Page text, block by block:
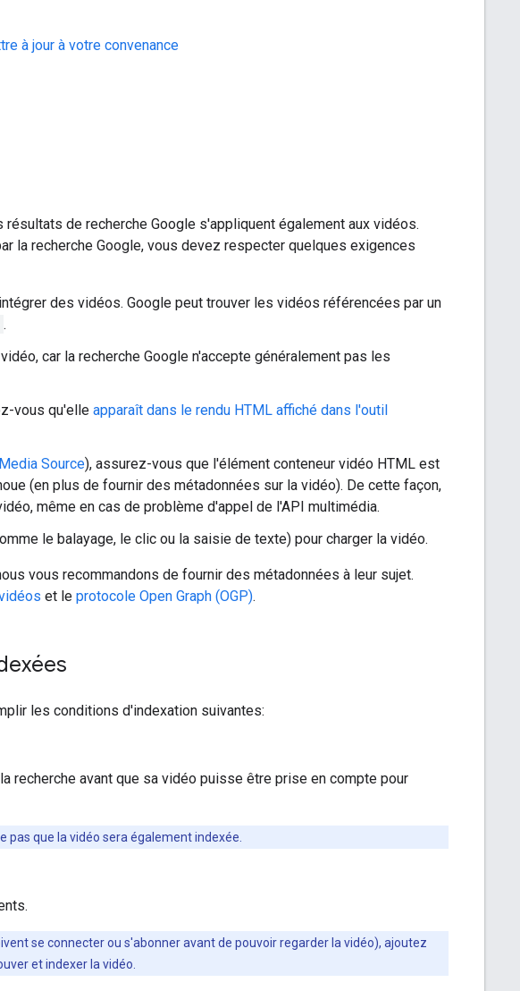
à jour à votre convenance
de recherche Google s'appliquent également aux vidéos.
la recherche Google, vous devez respecter quelques exigences
des vidéos. Google peut trouver les vidéos référencées par un
.
car la recherche Google n'accepte généralement pas les
vous qu'elle apparaît dans le rendu HTML affiché dans l'outil
Source), assurez-vous que l'élément conteneur vidéo HTML est
(en plus de fournir des métadonnées sur la vidéo). De cette façon,
même en cas de problème d'appel de l'API multimédia.
le balayage, le clic ou la saisie de texte) pour charger la vidéo.
vous recommandons de fournir des métadonnées à leur sujet.
et le protocole Open Graph (OGP).
les conditions d'indexation suivantes:
recherche avant que sa vidéo puisse être prise en compte pour
pas que la vidéo sera également indexée.
se connecter ou s'abonner avant de pouvoir regarder la vidéo), ajoutez
et indexer la vidéo.